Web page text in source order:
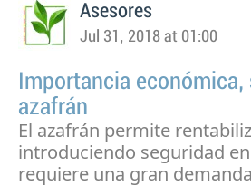
Asesores
Jul 31, 2018 at 01:00
Importancia
azafrán
El azafrán permite
introduciendo seguridad
requiere una gran